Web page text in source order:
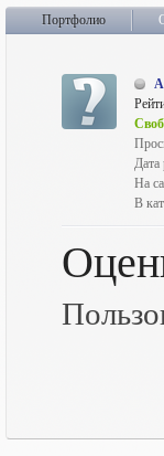
Портфолио
Дата
На
В